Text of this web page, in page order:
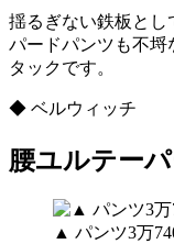
揺るぎない鉄板とし
パードパンツも不埒
タックです。
◆ ベルウィッチ
腰ユルテー
▲ パンツ3万